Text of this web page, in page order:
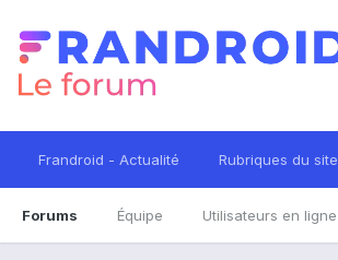
Frandroid - Actualité Rubriques du site
Forums Équipe Utilisateurs en ligne